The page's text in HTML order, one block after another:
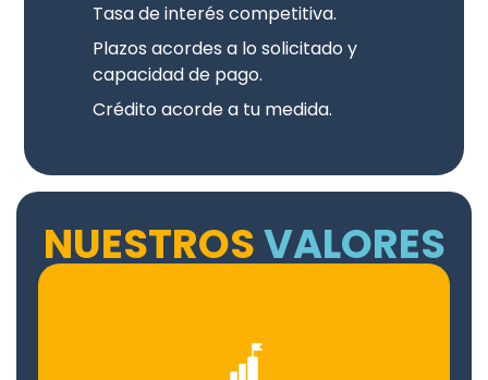
Tasa de interés competitiva.
Plazos acordes a lo solicitado y
capacidad de pago.
Crédito acorde a tu medida.
NUESTROSVALORES